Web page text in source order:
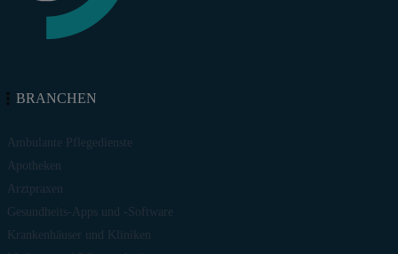
BRANCHEN
Ambulante Pflegedienste
Apotheken
Arztpraxen
Gesundheits-Apps und -Software
Krankenhäuser und Kliniken